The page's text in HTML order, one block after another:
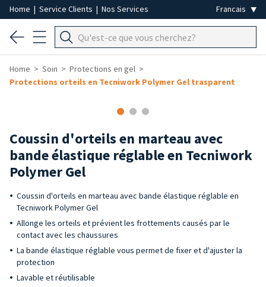
Home | Service Clients | Nos Services
Home Soin
Protections en gel
Protections orteils en Tecniwork Polymer Gel trasparent
Coussin d'orteils en marteau avec
bande élastique réglable en Tecniwork
Polymer Gel
Coussin d'orteils en marteau avec bande élastique réglable en
Tecniwork Polymer Gel
Allonge les orteils et prévient les frottements causés par le
contact avec les chaussures
La bande élastique réglable vous permet de fixer et d'ajuster la
protection
Lavable et réutilisable